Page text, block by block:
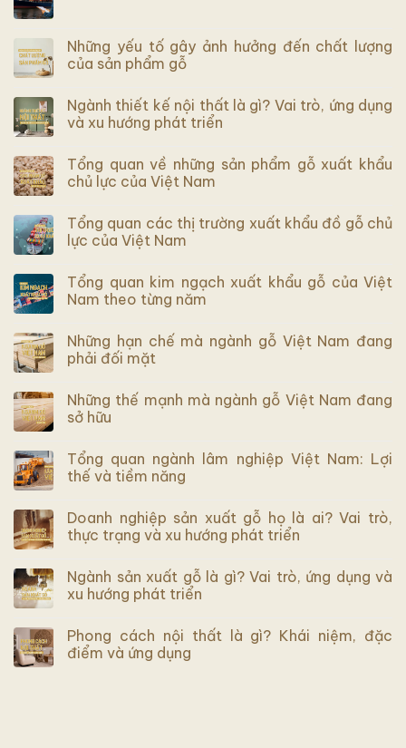
Những yếu tố gây ảnh hưởng đến chất lượng
của sản phẩm gỗ
Ngành thiết kế nội thất là gì? Vai trò, ứng dụng
và xu hướng phát triển
Tổng quan về những sản phẩm gỗ xuất khẩu
chủ lực của Việt Nam
Tổng quan các thị trường xuất khẩu đồ gỗ chủ
lực của Việt Nam
Tổng quan kim ngạch xuất khẩu gỗ của Việt
Nam theo từng năm
Những hạn chế mà ngành gỗ Việt Nam đang
phải đối mặt
Những thế mạnh mà ngành gỗ Việt Nam đang
sở hữu
Tổng quan ngành lâm nghiệp Việt Nam: Lợi
thế và tiềm năng
Doanh nghiệp sản xuất gỗ họ là ai? Vai trò,
thực trạng và xu hướng phát triển
Ngành sản xuất gỗ là gì? Vai trò, ứng dụng và
xu hướng phát triển
Phong cách nội thất là gì? Khái niệm, đặc
điểm và ứng dụng